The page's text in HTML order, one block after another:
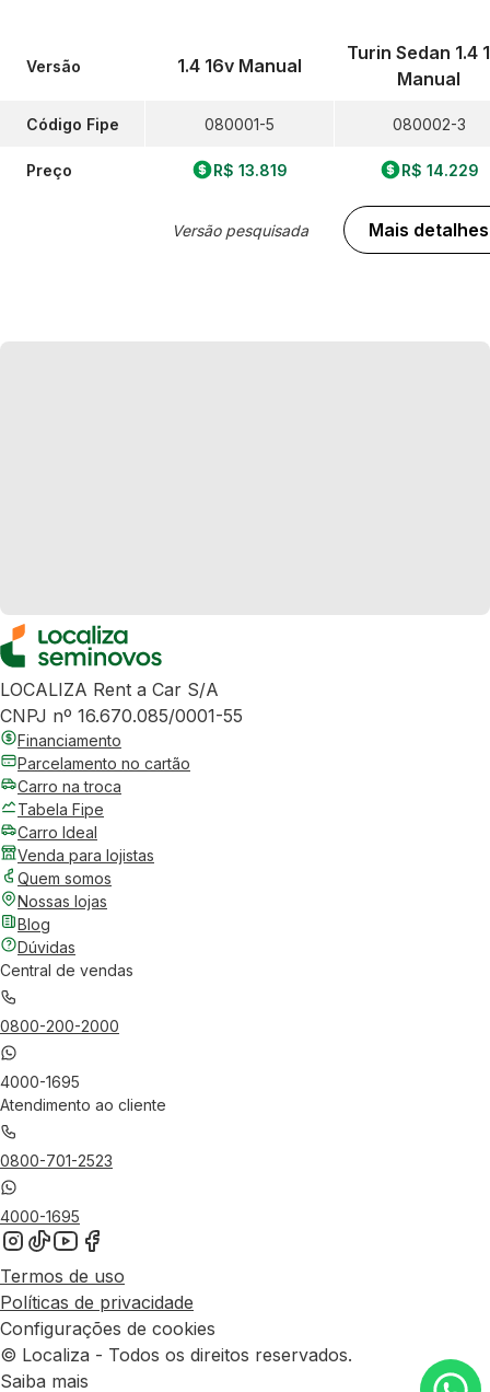
Versão
Código Fipe
Preço
1.4 16v Manual
080001-5
R$ 13.819
Versão pesquisada
Turin Sedan 1.4
Manual
080002-3
R$ 14.229
Mais detalhes
LOCALIZA Rent a Car S/A
CNPJ nº 16.670.085/0001-55
Financiamento
Parcelamento no cartão
Carro na troca
Tabela Fipe
Carro Ideal
Venda para lojistas
Quem somos
Nossas lojas
Blog
Dúvidas
Central de vendas
0800-200-2000
4000-1695
Atendimento ao cliente
0800-701-2523
4000-1695
Termos de uso
Políticas de privacidade
Configurações de cookies
© Localiza - Todos os direitos reservados.
Saiba mais